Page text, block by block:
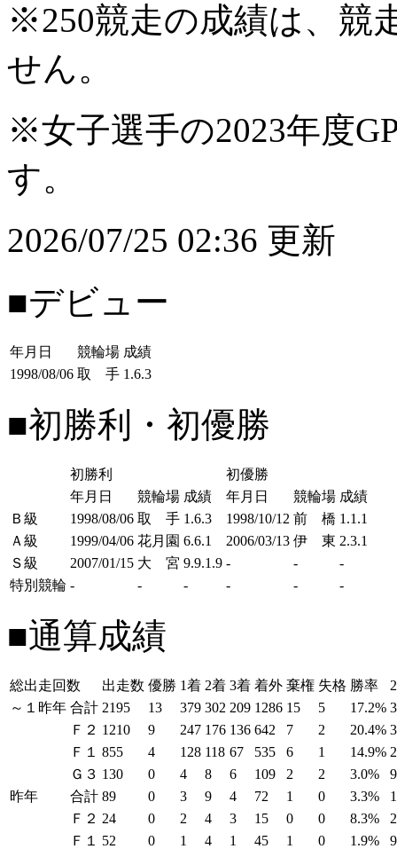
※250競走の成績は、競
せん。
※女子選手の2023年度
す。
2026/07/25 02:36 更新
■デビュー
年月日 競輪場 成績
1998/08/06 取 手 1.6.3
■初勝利・初優勝
初勝利
初優勝
年月日
競輪場 成績 年月日 競輪場 成績
Ｂ級
1998/08/06 取 手 1.6.3 1998/10/12 前 橋 1.1.1
Ａ級
1999/04/06 花月園 6.6.1 2006/03/13 伊 東 2.3.1
Ｓ級
2007/01/15 大 宮 9.9.1.9 - -
-
特別競輪 - - - - - -
■通算成績
総出走回数 出走数 優勝 1着 2着 3着 着外 棄権 失格 勝率
～１昨年 合計 2195 13 379 302 209 1286 15 5 17.2%
Ｆ２ 1210 9 247 176 136 642 7 2 20.4%
Ｆ１
855 4 128 118 67 535 6 1 14.9%
Ｇ３ 130 0 4 8 6 109 2 2 3.0%
昨年
合計 89 0 3 9 4 72 1 0 3.3%
Ｆ２ 24 0 2 4 3 15 0 0 8.3%
Ｆ１
52 0 1 4 1 45 1 0 1.9%